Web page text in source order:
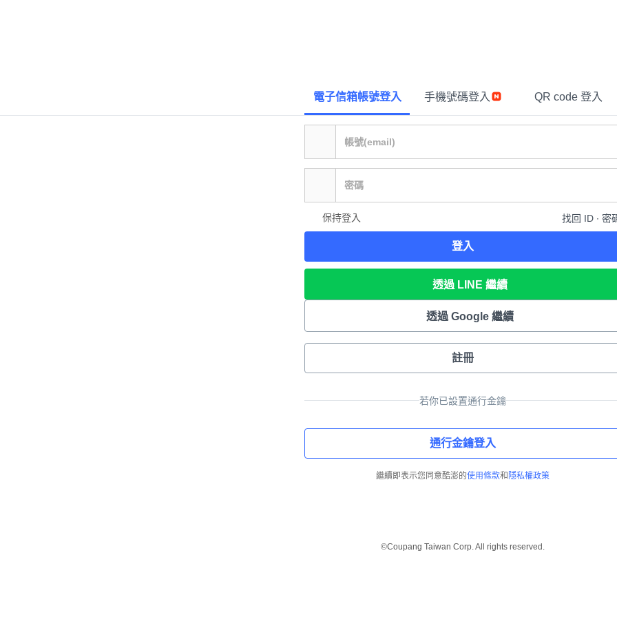
電子信箱帳號登入 手機號碼登入 QR code 登入
保持登入 找回 ID ∙ 密
登入
透過 LINE 繼續
透過 Google 繼續
註冊
若你已設置通行金鑰
通行金鑰登入
繼續即表示您同意酷澎的使用條款和 隱私權政策
©Coupang Taiwan Corp. All rights reserved.